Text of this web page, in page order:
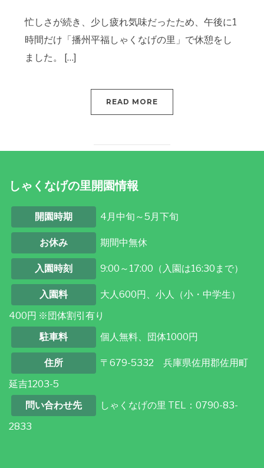
忙しさが続き、少し疲れ気味だったため、午後に1
時間だけ「播州平福しゃくなげの里」で休憩をし
ました。 […]
READ MORE
しゃくなげの里開園情報
開園時期 4月中旬～5月下旬
お休み 期間中無休
入園時刻 9:00～17:00（入園は16:30まで）
入園料
大人600円、小人（小・中学生）
400円 ※団体割引有り
駐車料
個人無料、団体1000円
住所
〒679-5332 兵庫県佐用郡佐用町
延吉1203-5
問い合わせ先
しゃくなげの里 TEL：0790-83-
2833